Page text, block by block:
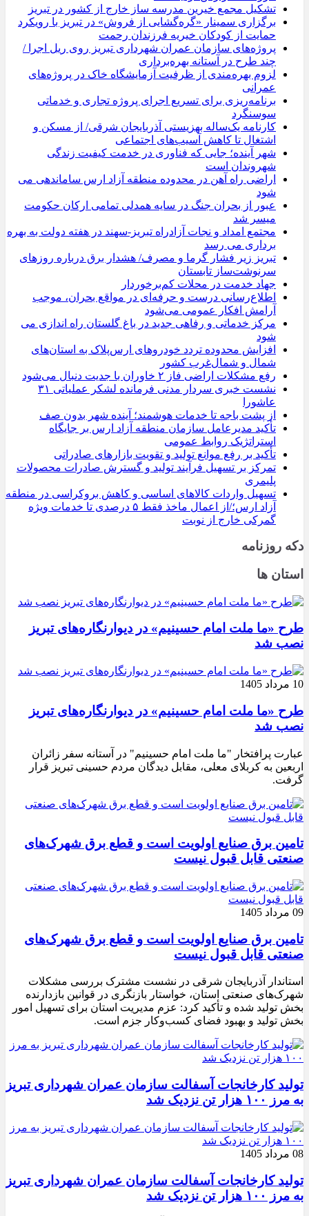
تشکیل مجمع خیرین مدرسه ‌ساز خارج از کشور در تبریز
برگزاری سمینار «گره‌گشایی از فروش» در تبریز با رویکرد
حمایت از کودکان خیریه فرزندان رحمت
پروژه‌های سازمان عمران شهرداری تبریز روی ریل اجرا /
چند طرح در آستانه بهره‌برداری
لزوم بهره‌مندی از ظرفیت آزمایشگاه خاک در پروژه‌های
عمرانی
برنامه‌ریزی برای تسریع اجرای پروژه تجاری و خدماتی
سوسنگرد
کارنامه یک‌ساله بهزیستی آذربایجان شرقی/ از مسکن و
اشتغال تا کاهش آسیب‌های اجتماعی
شهر آینده؛ جایی که فناوری در خدمت کیفیت زندگی
شهروندان است
اراضی راه آهن در محدوده منطقه آزاد ارس ساماندهی می
شود
عبور از بحران جنگ در سایه همدلی تمامی ارکان حکومت
میسر شد
مجتمع امداد و نجات آزادراه تبریز-سهند در هفته دولت به بهره
‌برداری می‌ رسد
تبریز زیر فشار گرما و مصرف/ هشدار برق درباره روزهای
سرنوشت‌ساز تابستان
جهاد خدمت در محلات کم‌برخوردار
اطلاع‌رسانی درست و حرفه‌ای در مواقع بحران، موجب
آرامش افکار عمومی می‌شود
مرکز خدماتی و رفاهی جدید در باغ گلستان راه اندازی می
شود
افزایش محدوده تردد خودروهای ارس‌پلاک به استان‌های
شمال و شمال‌غرب کشور
رفع مشکلات اراضی فاز ۲ خاوران با جدیت دنبال می‌شود
نشست خبری سردار مدنی فرمانده لشکر عملیاتی ۳۱
عاشورا
از پشت باجه تا خدمات هوشمند؛ آینده شهر بدون صف
تأکید مدیرعامل سازمان منطقه آزاد ارس بر جایگاه
استراتژیک روابط عمومی
تأکید بر رفع موانع تولید و تقویت بازارهای صادراتی
تمرکز بر تسهیل فرآیند تولید و گسترش صادرات محصولات
پلیمری
تسهیل واردات کالاهای اساسی و کاهش بروکراسی در منطقه
آزاد ارس؛/از اعمال ماخذ فقط ۵ درصدی تا خدمات ویژه
گمرکی خارج از نوبت
دکه روزنامه
استان ها
طرح «ما ملت امام حسینیم» در دیوارنگاره‌های تبریز
نصب شد
10 مرداد 1405
طرح «ما ملت امام حسینیم» در دیوارنگاره‌های تبریز
نصب شد
عبارت پرافتخار "ما ملت امام حسینیم" در آستانه سفر زائران
اربعین به کربلای معلی، مقابل دیدگان مردم حسینی تبریز قرار
گرفت.
تامین برق صنایع اولویت است و قطع برق شهرک‌های
صنعتی قابل قبول نیست
09 مرداد 1405
تامین برق صنایع اولویت است و قطع برق شهرک‌های
صنعتی قابل قبول نیست
استاندار آذربایجان شرقی در نشست مشترک بررسی مشکلات
شهرک‌های صنعتی استان، خواستار بازنگری در قوانین بازدارنده
بخش تولید شده و تأکید کرد: عزم مدیریت استان برای تسهیل امور
بخش تولید و بهبود فضای کسب‌وکار جزم است.
تولید کارخانجات آسفالت سازمان عمران شهرداری تبریز
به مرز ۱۰۰ هزار تن نزدیک شد
08 مرداد 1405
تولید کارخانجات آسفالت سازمان عمران شهرداری تبریز
به مرز ۱۰۰ هزار تن نزدیک شد